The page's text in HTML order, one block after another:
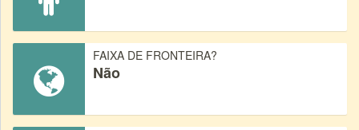
FAIXA DE FRONTEIRA?
Não